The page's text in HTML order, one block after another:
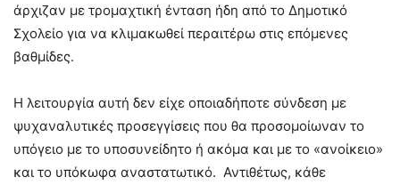
άρχιζαν με τρομαχτική ένταση ήδη από το Δημοτικό
Σχολείο για να κλιμακωθεί περαιτέρω στις επόμενες
βαθμίδες.
Η λειτουργία αυτή δεν είχε οποιαδήποτε σύνδεση με
ψυχαναλυτικές προσεγγίσεις που θα προσομοίωναν το
υπόγειο με το υποσυνείδητο ή ακόμα και με το «ανοίκειο»
και το υπόκωφα αναστατωτικό. Αντιθέτως, κάθε